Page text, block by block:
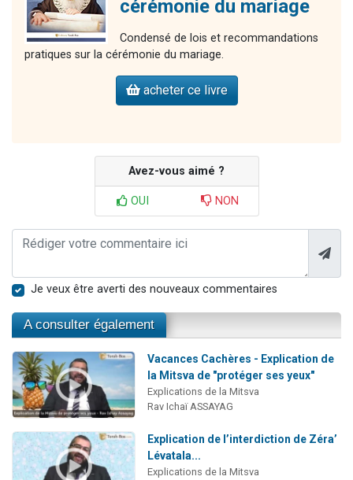
cérémonie du mariage
Condensé de lois et recommandations
pratiques sur la cérémonie du mariage.
acheter ce livre
Avez-vous aimé ?
OUI NON
Je veux être averti des nouveaux commentaires
A consulter également
Vacances Cachères - Explication de
la Mitsva de "protéger ses yeux"
Explications de la Mitsva
Rav Ichaï ASSAYAG
Explication de l’interdiction de Zéra’
Lévatala...
Explications de la Mitsva